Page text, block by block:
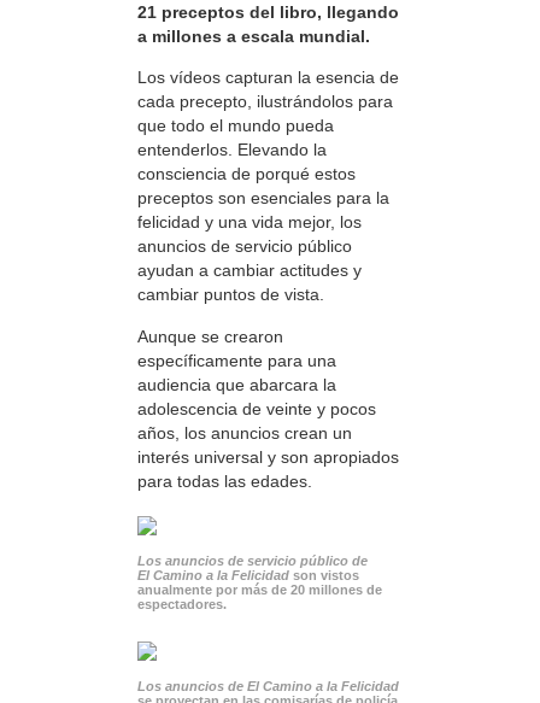
21 preceptos del libro, llegando
a millones a escala mundial.
Los vídeos capturan la esencia de
cada precepto, ilustrándolos para
que todo el mundo pueda
entenderlos. Elevando la
consciencia de porqué estos
preceptos son esenciales para la
felicidad y una vida mejor, los
anuncios de servicio público
ayudan a cambiar actitudes y
cambiar puntos de vista.
Aunque se crearon
específicamente para una
audiencia que abarcara la
adolescencia de veinte y pocos
años, los anuncios crean un
interés universal y son apropiados
para todas las edades.
Los anuncios de servicio público de
El Camino a la Felicidad son vistos
anualmente por más de 20 millones de
espectadores.
Los anuncios de El Camino a la Felicidad